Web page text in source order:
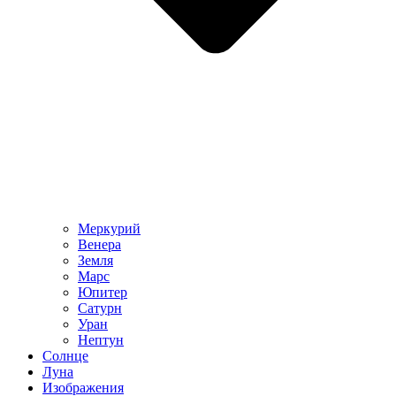
Меркурий
Венера
Земля
Марс
Юпитер
Сатурн
Уран
Нептун
Солнце
Луна
Изображения